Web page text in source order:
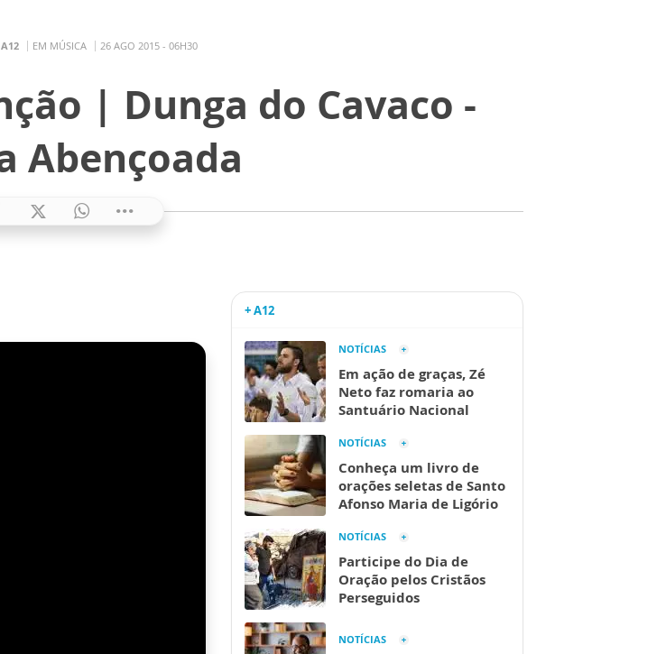
EM MÚSICA 26 AGO 2015 - 06H30
| Dunga do Cavaco -
Abençoada
+ A12
NOTÍCIAS
Em ação de graças, Zé
Neto faz romaria ao
Santuário Nacional
NOTÍCIAS
Conheça um livro de
orações seletas de Santo
Afonso Maria de Ligório
NOTÍCIAS
Participe do Dia de
Oração pelos Cristãos
Perseguidos
NOTÍCIAS